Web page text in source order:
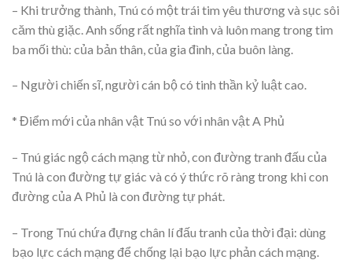
– Khi trưởng thành, Tnú có một trái tim yêu thương và sục sôi
căm thù giặc. Anh sống rất nghĩa tình và luôn mang trong tim
ba mối thù: của bản thân, của gia đình, của buôn làng.
– Người chiến sĩ, người cán bộ có tinh thần kỷ luật cao.
* Điểm mới của nhân vật Tnú so với nhân vật A Phủ
– Tnú giác ngộ cách mạng từ nhỏ, con đường tranh đấu của
Tnú là con đường tự giác và có ý thức rõ ràng trong khi con
đường của A Phủ là con đường tự phát.
– Trong Tnú chứa đựng chân lí đấu tranh của thời đại: dùng
bạo lực cách mạng để chống lại bạo lực phản cách mạng.